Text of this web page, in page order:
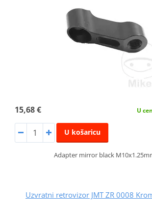
15,68 € U
U košaricu
Adapter mirror black
Uzvratni retrovizor JMT ZR 0008